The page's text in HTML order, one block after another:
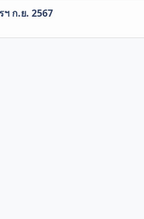
ก.ย. 2567